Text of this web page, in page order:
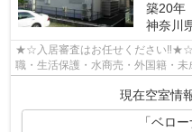
築20年
神奈川
★☆入居審査はお任せください‼★☆
職・生活保護・水商売・外国籍・
現在空室情
「ベロ